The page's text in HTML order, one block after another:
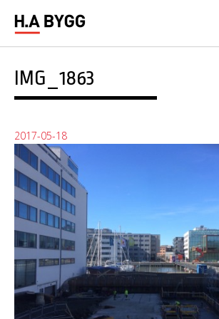
IMG_1863
2017-05-18